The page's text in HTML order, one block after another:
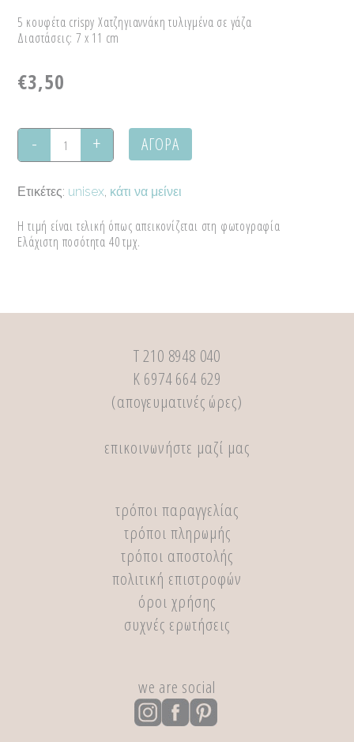
5 κουφέτα crispy Χατζηγιαννάκη τυλιγμένα σε γάζα
Διαστάσεις: 7 x 11 cm
€3,50
Ανεμόμυλος
quantity
ΑΓΟΡΑ
Ετικέτες: unisex κάτι να μείνει
Η τιμή είναι τελική όπως απεικονίζεται στη φωτογραφία
Ελάχιστη ποσότητα 40 τμχ.
Τ 210 8948 040
Κ 6974 664 629
(απογευματινές ώρες)
επικοινωνήστε μαζί μας
τρόποι παραγγελίας
τρόποι πληρωμής
τρόποι αποστολής
πολιτική επιστροφών
όροι χρήσης
συχνές ερωτήσεις
we are social